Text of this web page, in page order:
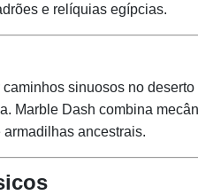
e relíquias egípcias.
sinuosos no
Marble Dash combina
ancestrais.